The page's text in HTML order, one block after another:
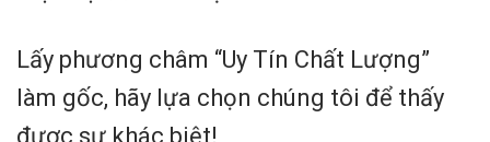
Lấy phương châm “Uy Tín Chất Lượng”
làm gốc, hãy lựa chọn chúng tôi để thấy
được sự khác biệt!